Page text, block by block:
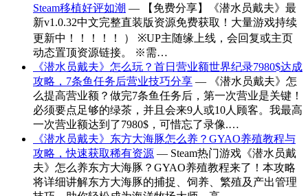
Steam移植好评如潮 — 【免费分享】《潜水员戴夫》最
新v1.0.32中文完整直装版资源免费获取！大量游戏持续
更新中！！！！！ ） ※UP主随缘上线，会回复或主页
动态置顶资源链接。 ※需…
《潜水员戴夫》怎么玩？首日营业额世界纪录7980$达成
攻略，7条鱼任务后营业技巧分享 — 《潜水员戴夫》怎
么提高营业额？做完7条鱼任务后，第一次营业是关键！
必须要点足够的绿茶，并且会来9人或10人顾客。我最高
一次营业额达到了7980$，可惜忘了录像.…
《潜水员戴夫》东方大海豚怎么养？GYAO养殖教程与
攻略，快速获取稀有资源 — Steam热门游戏《潜水员戴
夫》怎么养东方大海豚？GYAO养殖教程来了！本攻略
将详细讲解东方大海豚的捕捉、饲养、繁殖及产出管理